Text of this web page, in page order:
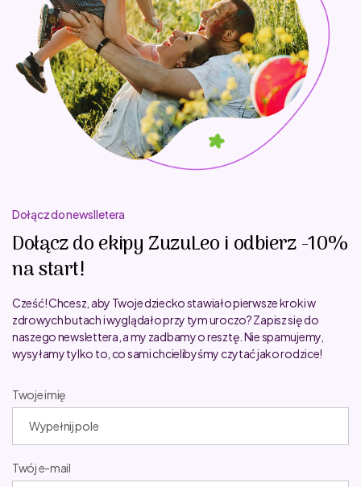
Dołącz do newslletera
Dołącz do ekipy ZuzuLeo i odbierz -10%
na start!
Cześć! Chcesz, aby Twoje dziecko stawiało pierwsze kroki w
zdrowych butach i wyglądało przy tym uroczo? Zapisz się do
naszego newslettera, a my zadbamy o resztę. Nie spamujemy,
wysyłamy tylko to, co sami chcielibyśmy czytać jako rodzice!
Twoje imię
Twój e-mail